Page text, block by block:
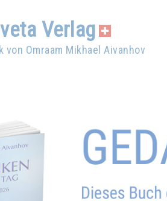
Verlag
von Omraam Mikhael Aivanhov